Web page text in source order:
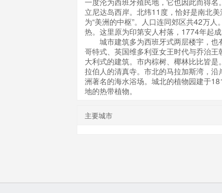
立尼达岛西岸。北纬11度，恰好是南北
为“美洲的中枢”。人口连同郊区共42万人
热。这里原为印第安人村落，1774年起
城市建筑多为西班牙式两层楼宇，也
哥特式、英国维多利亚女王时代与乔治王
大利式的建筑。市内棕树、椰林比比皆
拉伯人的清真寺。市北的马拉加斯湾，沿
洲著名的海水浴场。城北的植物园建于
地的热带植物。
主要城市